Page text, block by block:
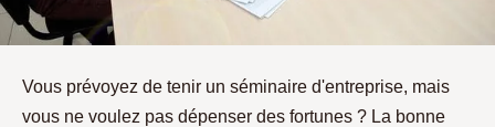
Vous prévoyez de tenir un séminaire d'entreprise, mais
vous ne voulez pas dépenser des fortunes ? La bonne